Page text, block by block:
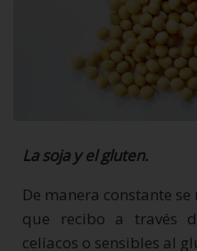
La soja y el gluten.
De manera constante
que recibo a través
celíacos o sensibles al